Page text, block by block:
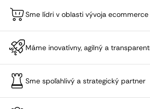
Sme lídri v oblasti vývoja ecommerce
Máme inovatívny, agilný a
Sme spoľahlivý a strategický partner